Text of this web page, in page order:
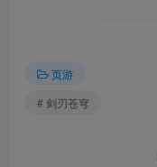
页游
# 剑刃苍穹